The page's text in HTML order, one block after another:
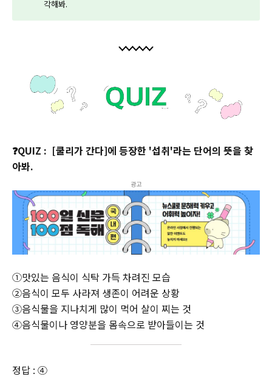
각해봐.
❓QUIZ : [쿨리가 간다]에 등장한 '섭취'라는 단어의 뜻을 찾
아봐.
광고
①맛있는 음식이 식탁 가득 차려진 모습
②음식이 모두 사라져 생존이 어려운 상황
③음식물을 지나치게 많이 먹어 살이 찌는 것
④음식물이나 영양분을 몸속으로 받아들이는 것
정답 : ④